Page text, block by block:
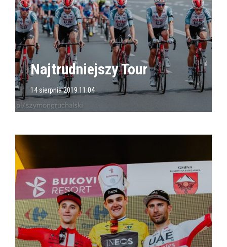
Najtrudniejszy Tour
14 sierpnia 2019 11:04